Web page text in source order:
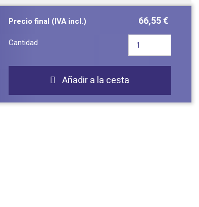
Precio final (IVA incl.) 66,55 €
Cantidad
 Añadir a la cesta